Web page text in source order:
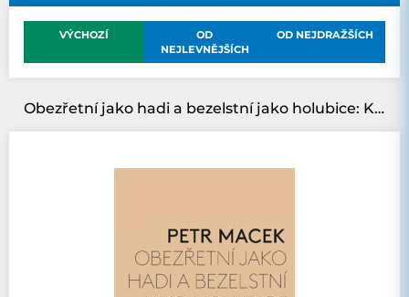
VÝCHOZÍ
OD
NEJLEVNĚJŠÍCH
OD NEJDRAŽŠÍCH
Obezřetní jako hadi a bezelstní jako holubice: Křesťanská odezva na násilí a válku z perspektivy „tvůrců pokoje“